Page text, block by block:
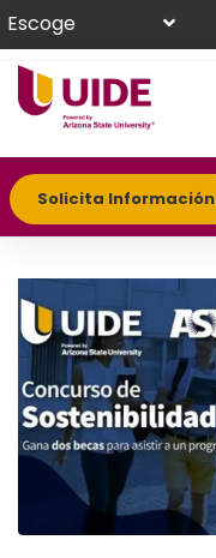
Escoge
Solicita Información